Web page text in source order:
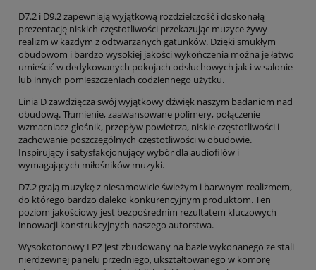
D7.2 i D9.2 zapewniają wyjątkową rozdzielczość i doskonałą
prezentację niskich częstotliwości przekazując muzyce żywy
realizm w każdym z odtwarzanych gatunków. Dzięki smukłym
obudowom i bardzo wysokiej jakości wykończenia można je łatwo
umieścić w dedykowanych pokojach odsłuchowych jak i w salonie
lub innych pomieszczeniach codziennego użytku.
Linia D zawdzięcza swój wyjątkowy dźwięk naszym badaniom nad
obudową. Tłumienie, zaawansowane polimery, połączenie
wzmacniacz-głośnik, przepływ powietrza, niskie częstotliwości i
zachowanie poszczególnych częstotliwości w obudowie.
Inspirujący i satysfakcjonujący wybór dla audiofilów i
wymagających miłośników muzyki.
D7.2 grają muzykę z niesamowicie świeżym i barwnym realizmem,
do którego bardzo daleko konkurencyjnym produktom. Ten
poziom jakościowy jest bezpośrednim rezultatem kluczowych
innowacji konstrukcyjnych naszego autorstwa.
Wysokotonowy LPZ jest zbudowany na bazie wykonanego ze stali
nierdzewnej panelu przedniego, ukształtowanego w komorę